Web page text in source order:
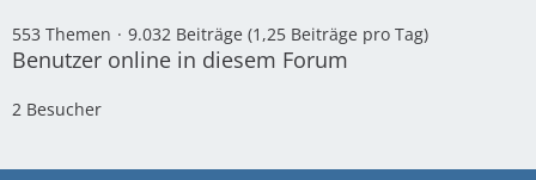
553 Themen 9.032 Beiträge (1,25 Beiträge pro Tag)
Benutzer online in diesem Forum
2 Besucher